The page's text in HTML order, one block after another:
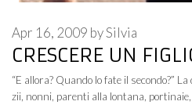
CRESCERE UN
Apr 16, 2009 bySilvia
“E allora? Quando lo fate il secondo?”
zii, nonni, parenti alla lontana,